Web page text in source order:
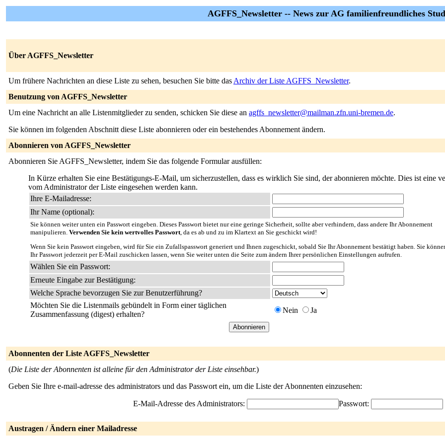
AGFFS_Newsletter -- News zur AG familienfreundliches
Über AGFFS_Newsletter
Um frühere Nachrichten an diese Liste zu sehen, besuchen Sie bitte das Archiv der Liste AGFFS_Newsletter.
Benutzung von AGFFS_Newsletter
Um eine Nachricht an alle Listenmitglieder zu senden, schicken Sie diese an agffs_newsletter@mailman.zfn.uni-bremen.de.
Sie können im folgenden Abschnitt diese Liste abonnieren oder ein bestehendes Abonnement ändern.
Abonnieren von AGFFS_Newsletter
Abonnieren Sie AGFFS_Newsletter, indem Sie das folgende Formular ausfüllen:
In Kürze erhalten Sie eine Bestätigungs-E-Mail, um sicherzustellen, dass es wirklich Sie sind, der abonnieren möchte. Dies ist eine
vom Administrator der Liste eingesehen werden kann.
Ihre E-Mailadresse:
Ihr Name (optional):
Sie können weiter unten ein Passwort eingeben. Dieses Passwort bietet nur eine geringe Sicherheit, sollte aber verhindern, dass andere Ihr Abonnement
manipulieren. Verwenden Sie kein wertvolles Passwort, da es ab und zu im Klartext an Sie geschickt wird!
Wenn Sie kein Passwort eingeben, wird für Sie ein Zufallspasswort generiert und Ihnen zugeschickt, sobald Sie Ihr Abonnement bestätigt haben. Sie
Ihr Passwort jederzeit per E-Mail zuschicken lassen, wenn Sie weiter unten die Seite zum ändern Ihrer persönlichen Einstellungen aufrufen.
Wählen Sie ein Passwort:
Erneute Eingabe zur Bestätigung:
Welche Sprache bevorzugen Sie zur Benutzerführung?
Möchten Sie die Listenmails gebündelt in Form einer täglichen
Zusammenfassung (digest) erhalten?
Nein Ja
Abonnenten der Liste AGFFS_Newsletter
(Die Liste der Abonnenten ist alleine für den Administrator der Liste einsehbar.)
Geben Sie Ihre e-mail-adresse des administrators und das Passwort ein, um die Liste der Abonnenten einzusehen:
E-Mail-Adresse des Administrators: Passwort:
Austragen / Ändern einer Mailadresse